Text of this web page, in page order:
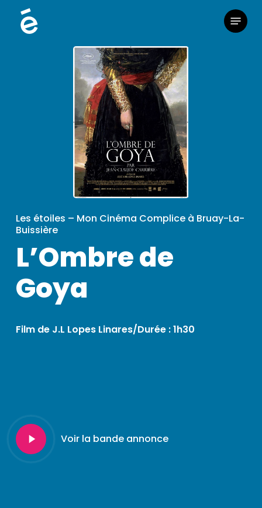
Menu
Les étoiles – Mon Cinéma Complice à Bruay-La-
Buissière
L’Ombre de
Goya
Film de J.L Lopes Linares/Durée : 1h30
Play
Video
Voir la bande annonce